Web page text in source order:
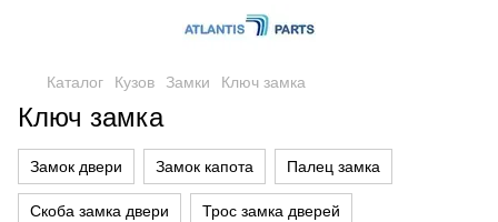
Каталог Кузов Замки Ключ замка
Ключ замка
Замок двери Замок капота Палец замка
Скоба замка двери Трос замка дверей